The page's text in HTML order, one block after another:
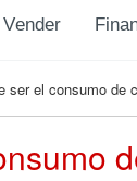
Vender
ser el consumo de